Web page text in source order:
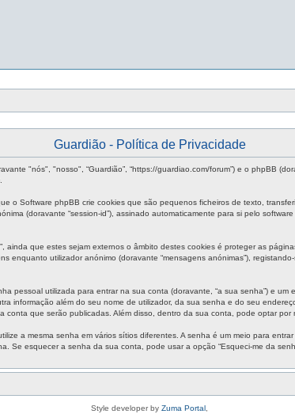
Guardião - Política de Privacidade
"nós", "nosso", “Guardião”, “https://guardiao.com/forum”) e o phpBB
o Software phpBB crie cookies que são pequenos ficheiros de texto,
(doravante “session-id”), assinado automaticamente para si pelo
que estes sejam externos o âmbito destes cookies é proteger as
utilizador anónimo (doravante “mensagens anónimas”),
pessoal utilizada para entrar na sua conta (doravante, “a sua senha”) e
informação além do seu nome de utilizador, da sua senha e do seu
que serão publicadas. Além disso, dentro da sua conta, pode optar
a mesma senha em vários sítios diferentes. A senha é um meio para
Se esquecer a senha da sua conta, pode usar a opção “Esqueci-me da
Style developer by Zuma Portal